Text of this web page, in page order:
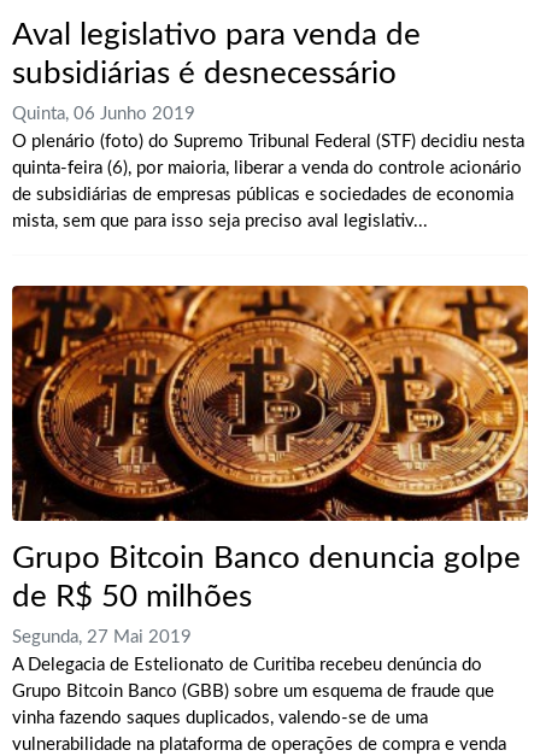
Aval legislativo para venda de
subsidiárias é desnecessário
Quinta, 06 Junho 2019
O plenário (foto) do Supremo Tribunal Federal (STF) decidiu nesta
quinta-feira (6), por maioria, liberar a venda do controle acionário
de subsidiárias de empresas públicas e sociedades de economia
mista, sem que para isso seja preciso aval legislativ...
Grupo Bitcoin Banco denuncia golpe
de R$ 50 milhões
Segunda, 27 Mai 2019
A Delegacia de Estelionato de Curitiba recebeu denúncia do
Grupo Bitcoin Banco (GBB) sobre um esquema de fraude que
vinha fazendo saques duplicados, valendo-se de uma
vulnerabilidade na plataforma de operações de compra e venda